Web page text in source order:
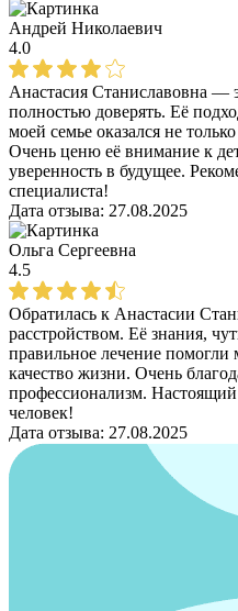
Андрей Николаевич
4.0
Анастасия Станиславовна —
полностью доверять. Её
моей семье оказался не
Очень ценю её внимание к
уверенность в будущее.
специалиста!
Дата отзыва: 27.08.2025
Ольга Сергеевна
4.5
Обратилась к Анастасии
расстройством. Её знания,
правильное лечение помогли
качество жизни. Очень
профессионализм.
человек!
Дата отзыва: 27.08.2025